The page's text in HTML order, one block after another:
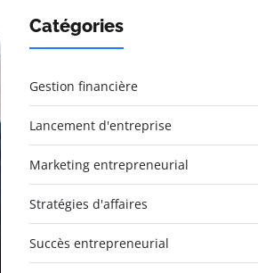
Catégories
Gestion financière
Lancement d'entreprise
Marketing entrepreneurial
Stratégies d'affaires
Succès entrepreneurial